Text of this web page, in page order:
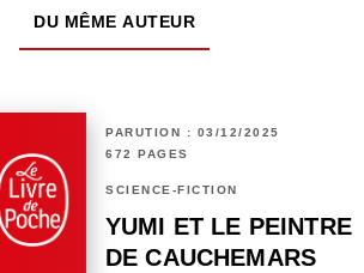
DU MÊME AUTEUR
PARUTION : 03/12/2025
672 PAGES
SCIENCE-FICTION
YUMI ET LE PEINTRE
DE CAUCHEMARS